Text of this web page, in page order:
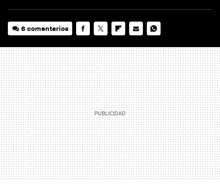
6 comentarios
MAIL